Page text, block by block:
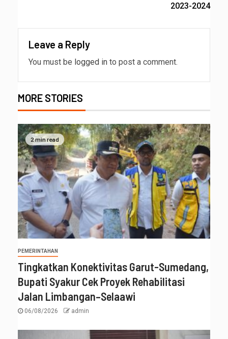
2023-2024
Leave a Reply
You must be logged in to post a comment.
MORE STORIES
2 min read
PEMERINTAHAN
Tingkatkan Konektivitas Garut-Sumedang,
Bupati Syakur Cek Proyek Rehabilitasi
Jalan Limbangan–Selaawi
06/08/2026 admin